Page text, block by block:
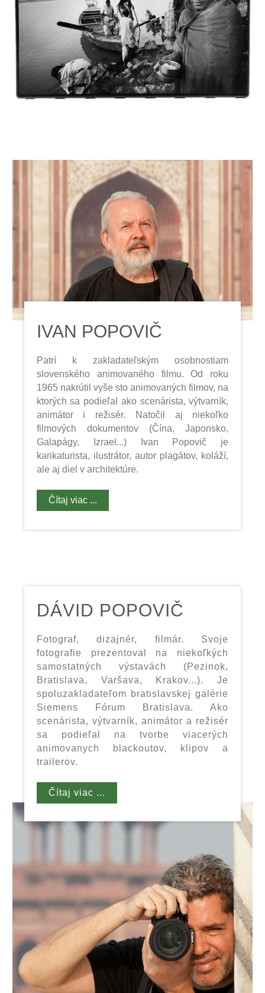
IVAN POPOVIČ
Patrí k zakladateľským osobnostiam
slovenského animovaného filmu. Od roku
1965 nakrútil vyše sto animovaných filmov, na
ktorých sa podieľal ako scenárista, výtvarník,
animátor i režisér. Natočil aj niekoľko
filmových dokumentov (Čína, Japonsko,
Galapágy, Izrael...) Ivan Popovič je
karikaturista, ilustrátor, autor plagátov, koláží,
ale aj diel v architektúre.
Čítaj viac ...
DÁVID POPOVIČ
Fotograf, dizajnér, filmár. Svoje
fotografie prezentoval na niekoľkých
samostatných výstavách (Pezinok,
Bratislava, Varšava, Krakov...). Je
spoluzakladateľom bratislavskej galérie
Siemens Fórum Bratislava. Ako
scenárista, výtvarník, animátor a režisér
sa podieľal na tvorbe viacerých
animovanych blackoutov, klipov a
trailerov.
Čítaj viac ...